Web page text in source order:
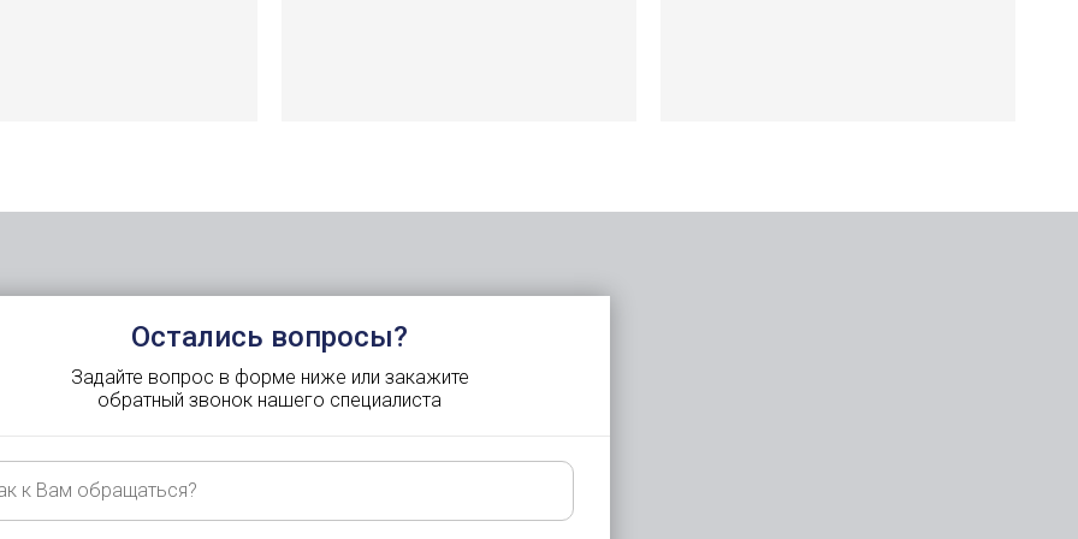
Остались вопросы?
Задайте вопрос в форме ниже или закажите
обратный звонок нашего специалиста